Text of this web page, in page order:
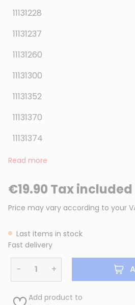
11131228
11131237
11131260
11131300
11131352
11131370
11131374
Read more
€19.90 Tax included
Price may vary according to your
Last items in stock
Fast delivery
− +
Add product to